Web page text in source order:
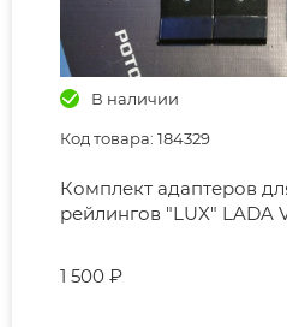
В наличии
Код товара: 184329
Комплект адаптеров
рейлингов "LUX" LADA
1 500 ₽